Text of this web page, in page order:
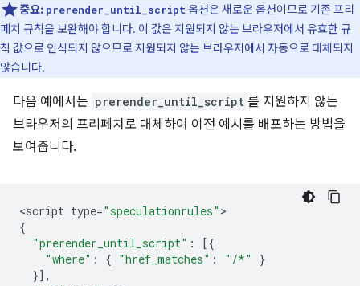
중요: prerender_until_script 옵션은 새로운 옵션이므로 기존 프리
페치 규칙을 보완해야 합니다. 이 값은 지원되지 않는 브라우저에서 유효한 규
칙 값으로 인식되지 않으므로 지원되지 않는 브라우저에서 자동으로 대체되지
않습니다.
다음 예에서는 prerender_until_script 를 지원하지 않는
브라우저의 프리페치로 대체하여 이전 예시를 배포하는 방법을
보여줍니다.
<script type="speculationrules"
{
"prerender_until_script" :
[{
"where" : { "href_matches" : "/*"
}
}],